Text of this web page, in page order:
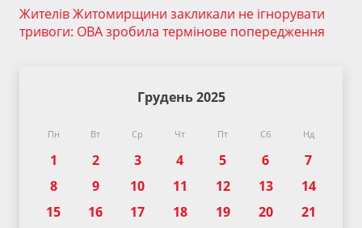
Жителів Житомирщини закликали не ігнорувати
тривоги: ОВА зробила термінове попередження
Грудень 2025
Пн Вт Ср Чт Пт Сб Нд
1 2 3 4 5 6
7
8
9 10 11 12 13
14
15
16 17 18 19 20
21